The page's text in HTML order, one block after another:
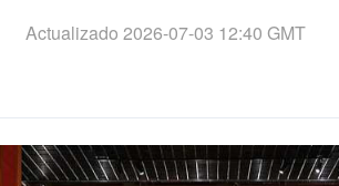
Actualizado 2026-07-03 12:40 GMT